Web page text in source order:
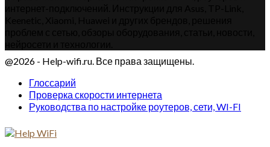
@2026 - Help-wifi.ru. Все права защищены.
Глоссарий
Проверка скорости интернета
Руководства по настройке роутеров, сети, WI-FI